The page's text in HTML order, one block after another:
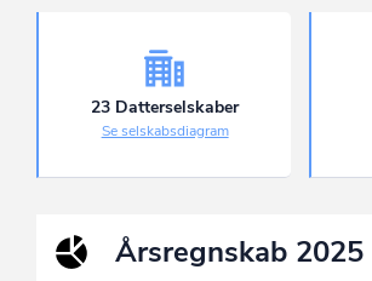
23 Datterselskaber
Se selskabsdiagram
Årsregnskab 2025